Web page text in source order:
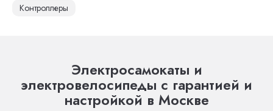
Контроллеры
Электросамокаты и
электровелосипеды с гарантией и
настройкой в Москве